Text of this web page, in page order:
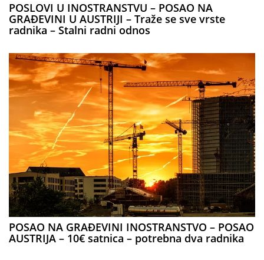
POSLOVI U INOSTRANSTVU – POSAO NA
GRAĐEVINI U AUSTRIJI – Traže se sve vrste
radnika – Stalni radni odnos
POSAO NA GRAĐEVINI INOSTRANSTVO – POSAO
AUSTRIJA – 10€ satnica – potrebna dva radnika